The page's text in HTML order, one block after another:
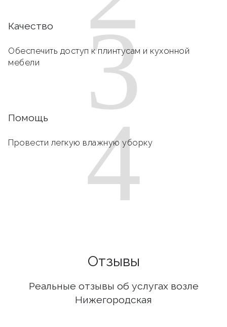
3
Качество
Обеспечить доступ к плинтусам и кухонной
мебели
4
Помощь
Провести легкую влажную уборку
Отзывы
Реальные отзывы об услугах возле
Нижегородская